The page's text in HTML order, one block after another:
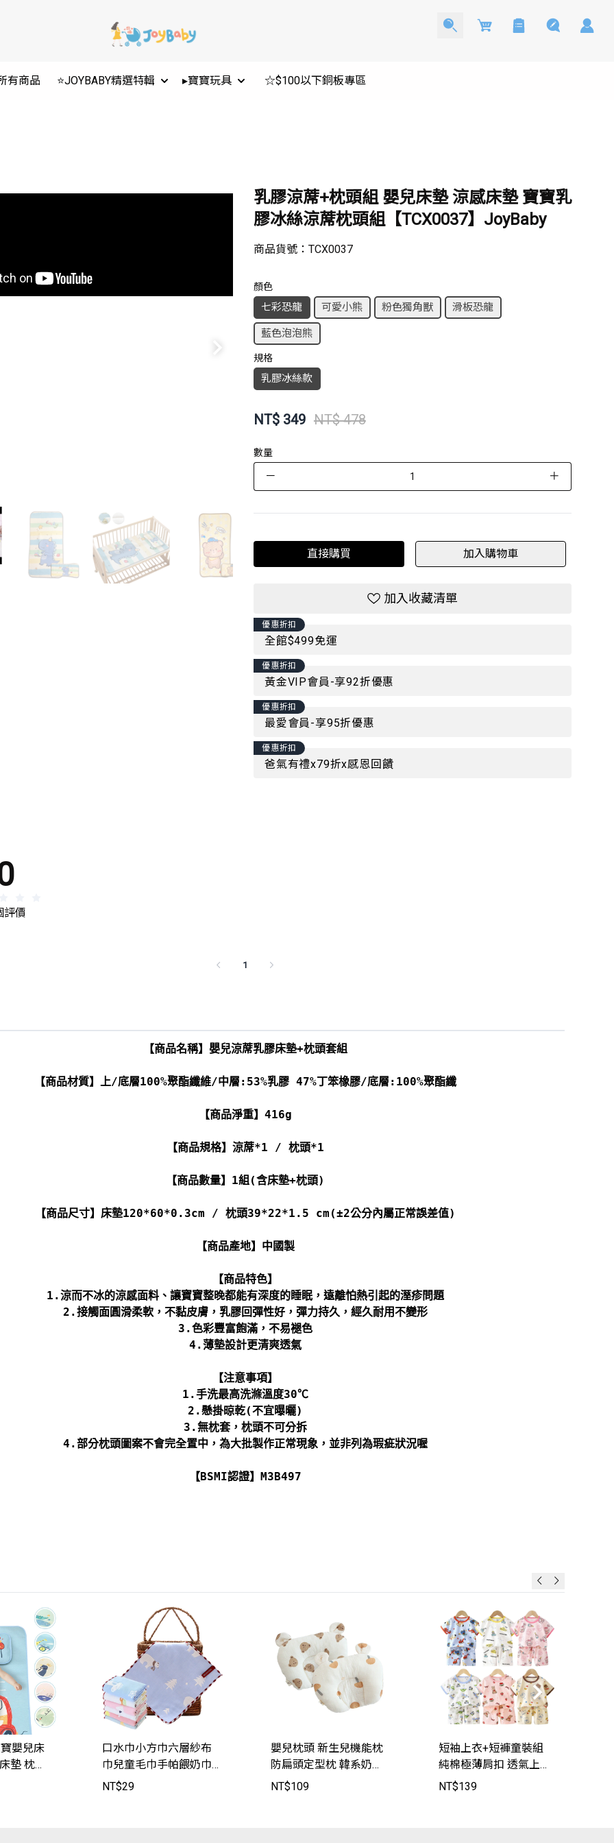
Cart
有商品 ⭐JOYBABY精選特輯 ▸寶寶玩具 ☆$100以下銅板專區
乳膠涼蓆+枕頭組 嬰兒床墊 涼感床墊 寶寶乳
膠冰絲涼蓆枕頭組【TCX0037】JoyBaby
商品貨號： TCX0037
顏色
七彩恐龍 可愛小熊 粉色獨角獸 滑板恐龍
藍色泡泡熊
規格
乳膠冰絲款
NT$349 NT$ 478
數量
－ ＋
直接購買 加入購物車
加入收藏清單
優惠折扣
全館$499免運
優惠折扣
黃金VIP會員-享92折優惠
優惠折扣
最愛會員-享95折優惠
優惠折扣
爸氣有禮x79折x感恩回饋
評價
1
【商品名稱】嬰兒涼蓆乳膠床墊+枕頭套組
【商品材質】 上/底層100%聚酯纖維/中層:53%乳膠 47%丁笨橡膠/底層:100%聚酯纖
【商品淨重】416g
【商品規格】涼蓆*1 / 枕頭*1
【商品數量】1組(含床墊+枕頭)
【商品尺寸】床墊120*60*0.3cm / 枕頭39*22*1.5 cm(±2公分內屬正常誤差值)
【商品產地】中國製
【商品特色】
1.涼而不冰的涼感面料、讓寶寶整晚都能有深度的睡眠，遠離怕熱引起的溼疹問題
2.接觸面圓滑柔軟，不黏皮膚，乳膠回彈性好，彈力持久，經久耐用不變形
3.色彩豐富飽滿，不易褪色
4.薄墊設計更清爽透氣
【注意事項】
1.手洗最高洗滌溫度30℃
2.懸掛晾乾(不宜曝曬)
3.無枕套，枕頭不可分拆
4.部分枕頭圖案不會完全置中，為大批製作正常現象，並非列為瑕疵狀況喔
【BSMI認證】M3B497
嬰兒床
墊 枕頭
口水巾小方巾六層紗布
巾兒童毛巾手帕餵奶巾
【HY2004】JoyBaby
NT$29
嬰兒枕頭 新生兒機能枕
防扁頭定型枕 韓系奶油
色【HY2042】JoyBaby
NT$109
短袖上衣+短褲童裝組
純棉極薄肩扣 透氣上衣
寶寶開襠褲 短褲 兒童短
NT$139